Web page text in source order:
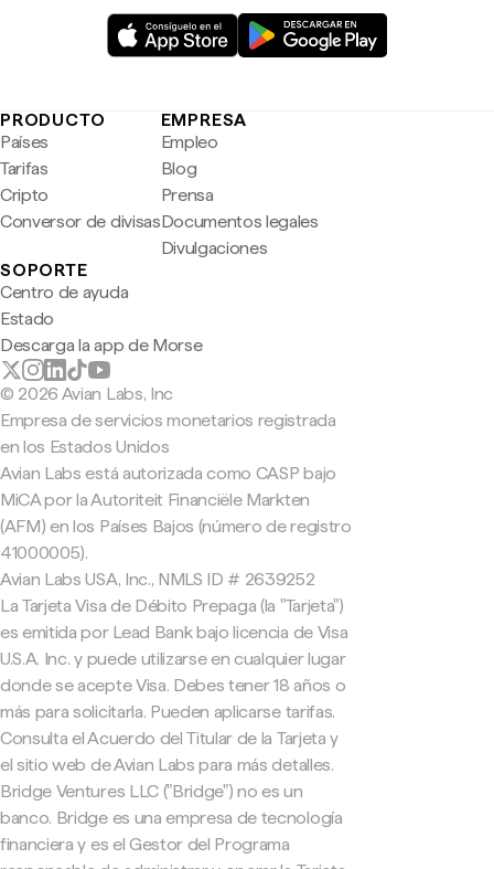
PRODUCTO
Países
Tarifas
Cripto
Conversor de divisas
EMPRESA
Empleo
Blog
Prensa
Documentos legales
Divulgaciones
SOPORTE
Centro de ayuda
Estado
Descarga la app de Morse
© 2026 Avian Labs, Inc
Empresa de servicios monetarios registrada
en los Estados Unidos
Avian Labs está autorizada como CASP bajo
MiCA por la Autoriteit Financiële Markten
(AFM) en los Países Bajos (número de registro
41000005).
Avian Labs USA, Inc., NMLS ID # 2639252
La Tarjeta Visa de Débito Prepaga (la "Tarjeta")
es emitida por Lead Bank bajo licencia de Visa
U.S.A. Inc. y puede utilizarse en cualquier lugar
donde se acepte Visa. Debes tener 18 años o
más para solicitarla. Pueden aplicarse tarifas.
Consulta el Acuerdo del Titular de la Tarjeta y
el sitio web de Avian Labs para más detalles.
Bridge Ventures LLC ("Bridge") no es un
banco. Bridge es una empresa de tecnología
financiera y es el Gestor del Programa